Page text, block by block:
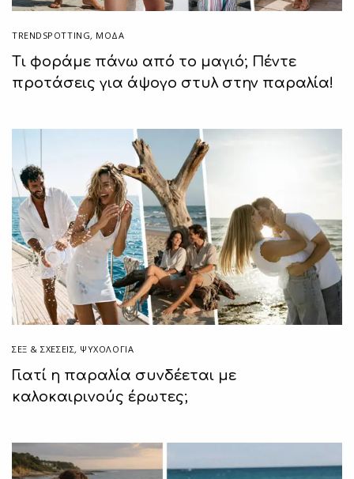
TRENDSPOTTING, ΜΟΔΑ
Τι φοράμε πάνω από το μαγιό; Πέντε
προτάσεις για άψογο στυλ στην παραλία!
ΣΕΞ & ΣΧΈΣΕΙΣ, ΨΥΧΟΛΟΓΙΑ
Γιατί η παραλία συνδέεται με
καλοκαιρινούς έρωτες;